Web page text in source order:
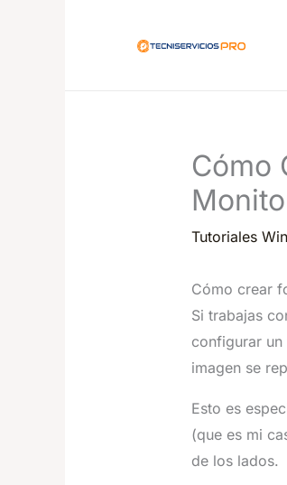
Cómo
Tutoriales
Cómo crear
Si trabajas
configurar
imagen se
Esto es
(que es mi
de los lados.